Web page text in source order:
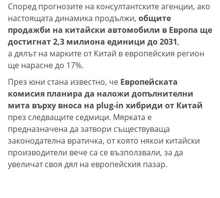
Според прогнозите на консултантските агенции, ако
настоящата динамика продължи, общите
продажби на китайски автомобили в Европа ще
достигнат 2,3 милиона единици до 2031,
а дялът на марките от Китай в европейския регион
ще нарасне до 17%.
През юни стана известно, че Европейската
комисия планира да наложи допълнителни
мита върху вноса на plug-in хибриди от Китай
през следващите седмици. Мярката е
предназначена да затвори съществуваща
законодателна вратичка, от която някои китайски
производители вече са се възползвали, за да
увеличат своя дял на европейския пазар.